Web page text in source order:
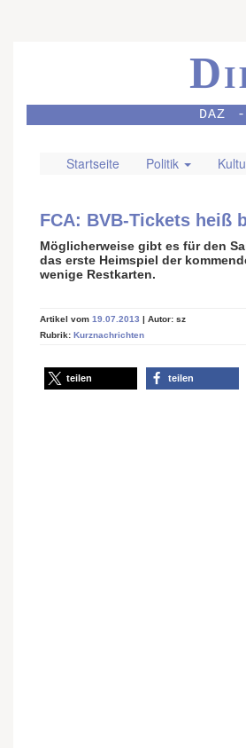
DAZ
Startseite Politik
FCA: BVB-Tickets heiß
Möglicherweise gibt es für den
das erste Heimspiel der
wenige Restkarten.
Artikel vom 19.07.2013 | Autor: sz
Rubrik: Kurznachrichten
teilen teilen